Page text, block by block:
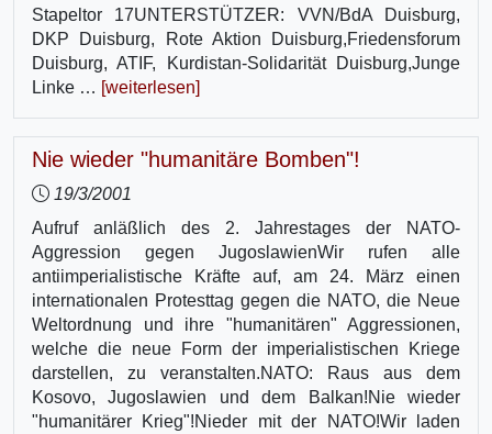
Stapeltor 17UNTERSTÜTZER: VVN/BdA Duisburg,
DKP Duisburg, Rote Aktion Duisburg,Friedensforum
Duisburg, ATIF, Kurdistan-Solidarität Duisburg,Junge
Linke … [weiterlesen]
Nie wieder "humanitäre Bomben"!
19/3/2001
Aufruf anläßlich des 2. Jahrestages der NATO-
Aggression gegen JugoslawienWir rufen alle
antiimperialistische Kräfte auf, am 24. März einen
internationalen Protesttag gegen die NATO, die Neue
Weltordnung und ihre "humanitären" Aggressionen,
welche die neue Form der imperialistischen Kriege
darstellen, zu veranstalten.NATO: Raus aus dem
Kosovo, Jugoslawien und dem Balkan!Nie wieder
"humanitärer Krieg"!Nieder mit der NATO!Wir laden